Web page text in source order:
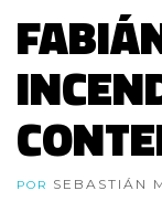
POR SEBASTIÁN